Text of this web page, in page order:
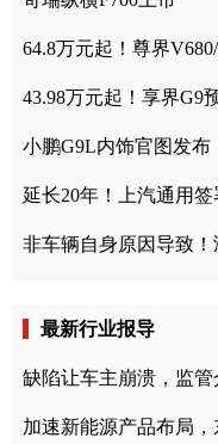
64.8万元起！尊界
43.98万元起！享界G9
小鹏G9L内饰官图发布
延长20年！上汽通用
非车辆自身原因导致
最新行业报导
缺陷让车主崩溃，监
加速新能源产品布局